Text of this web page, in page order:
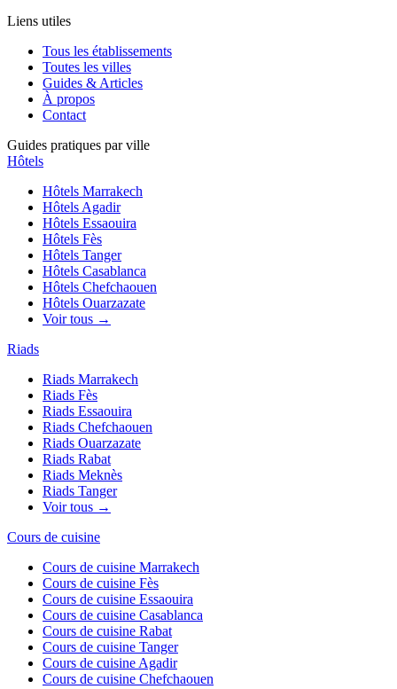
Liens utiles
Tous les établissements
Toutes les villes
Guides & Articles
À propos
Contact
Guides pratiques par ville
Hôtels
Hôtels Marrakech
Hôtels Agadir
Hôtels Essaouira
Hôtels Fès
Hôtels Tanger
Hôtels Casablanca
Hôtels Chefchaouen
Hôtels Ouarzazate
Voir tous →
Riads
Riads Marrakech
Riads Fès
Riads Essaouira
Riads Chefchaouen
Riads Ouarzazate
Riads Rabat
Riads Meknès
Riads Tanger
Voir tous →
Cours de cuisine
Cours de cuisine Marrakech
Cours de cuisine Fès
Cours de cuisine Essaouira
Cours de cuisine Casablanca
Cours de cuisine Rabat
Cours de cuisine Tanger
Cours de cuisine Agadir
Cours de cuisine Chefchaouen